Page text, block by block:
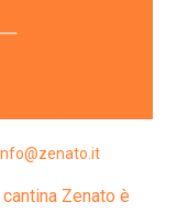
Zenato è